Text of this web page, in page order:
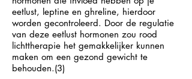
eetlust, leptine en ghreline, hierdoor
worden gecontroleerd. Door de regulatie
van deze eetlust hormonen zou rood
lichttherapie het gemakkelijker kunnen
maken om een gezond gewicht te
behouden.(3)